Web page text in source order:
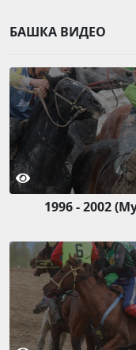
БАШКА ВИДЕО
1996 - 2002